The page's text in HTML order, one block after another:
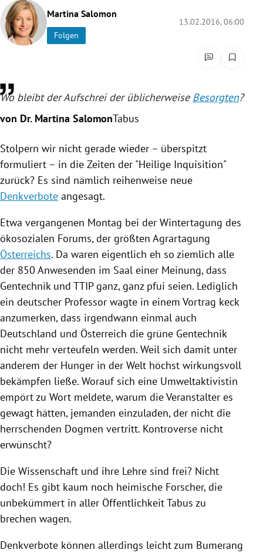
Untermenü
Untermenü
Untermenü
Untermenü
Untermenü
Untermenü
Martina Salomon
Folgen
13.02.2016, 06:00
Wo bleibt der Aufschrei der üblicherweise Besorgten?
von Dr. Martina SalomonTabus
Stolpern wir nicht gerade wieder – überspitzt
formuliert – in die Zeiten der "Heilige Inquisition"
zurück? Es sind nämlich reihenweise neue
Denkverbote angesagt.
Etwa vergangenen Montag bei der Wintertagung des
ökosozialen Forums, der größten Agrartagung
Österreichs. Da waren eigentlich eh so ziemlich alle
der 850 Anwesenden im Saal einer Meinung, dass
Gentechnik und TTIPganz, ganz pfui seien. Lediglich
ein deutscher Professor wagte in einem Vortrag keck
anzumerken, dass irgendwann einmal auch
Deutschland und Österreich die grüne Gentechnik
nicht mehr verteufeln werden. Weil sich damit unter
anderem der Hunger in der Welt höchst wirkungsvoll
bekämpfen ließe. Worauf sich eine Umweltaktivistin
empört zu Wort meldete, warum die Veranstalter es
gewagt hätten, jemanden einzuladen, der nicht die
herrschenden Dogmen vertritt. Kontroverse nicht
erwünscht?
Die Wissenschaft und ihre Lehre sind frei? Nicht
doch! Es gibt kaum noch heimische Forscher, die
unbekümmert in aller Öffentlichkeit Tabus zu
brechen wagen.
Denkverbote können allerdings leicht zum Bumerang